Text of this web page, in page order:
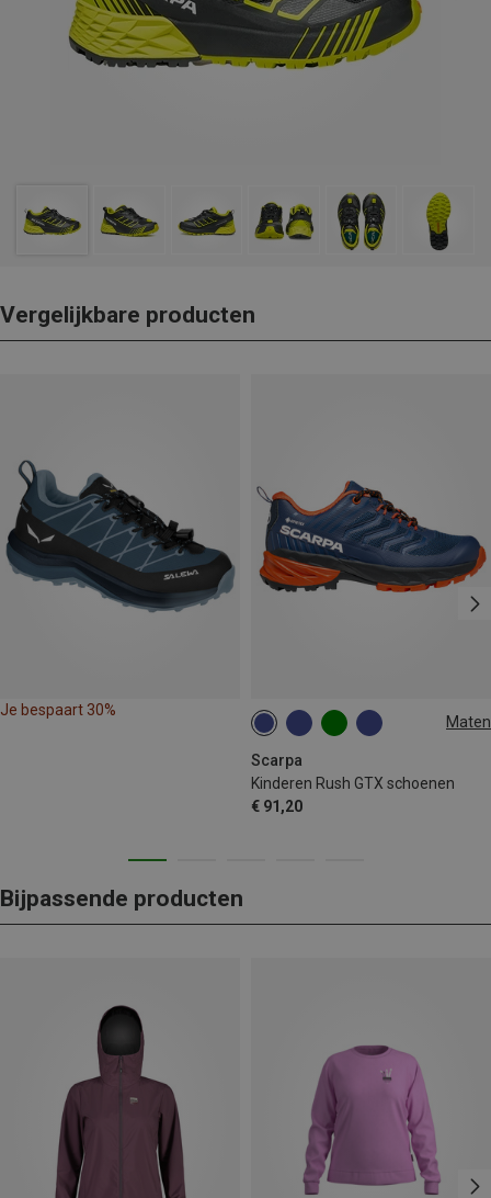
Vergelijkbare producten
Je bespaart 30%
Maten
Scarpa
Kinderen Rush GTX schoenen
€ 91,20
27 28 31 33
Bijpassende producten